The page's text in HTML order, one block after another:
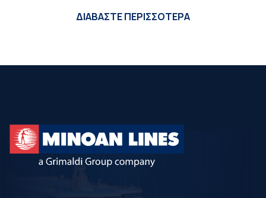
ΔΙΑΒΑΣΤΕ ΠΕΡΙΣΣΟΤΕΡΑ